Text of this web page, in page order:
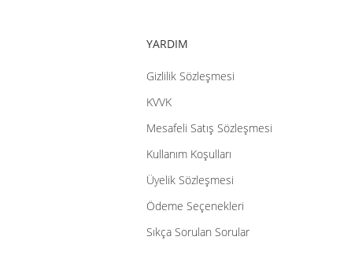
Gönder
YARDIM
Gizlilik Sözleşmesi
KVVK
Mesafeli Satış Sözleşmesi
Kullanım Koşulları
Üyelik Sözleşmesi
Ödeme Seçenekleri
Sıkça Sorulan Sorular